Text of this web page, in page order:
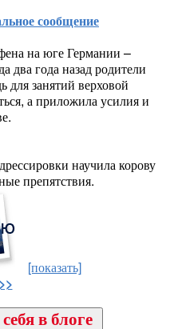
сообщение
на юге Германии –
два года назад родители
для занятий верховой
а приложила усилия и
научила корову
препятствия.
[показать]